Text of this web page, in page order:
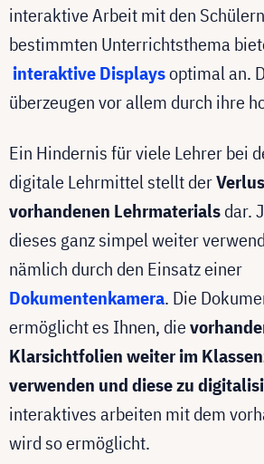
interaktive Arbeit mit den
bestimmten Unterrichtsthema
interaktive Displaysoptimal an.
überzeugen vor allem durch ihre
Ein Hindernis für viele Lehrer bei
digitale Lehrmittel stellt der
vorhandenen Lehrmaterialsdar.
dieses ganz simpel weiter
nämlich durch den Einsatz einer
Dokumentenkamera. Die
ermöglicht es Ihnen, die
Klarsichtfolien weiter im
verwenden und diese zu
interaktives arbeiten mit dem
wird so ermöglicht.